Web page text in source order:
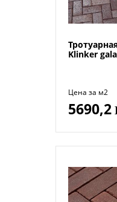
Klinker
Цена за м2
5690,2